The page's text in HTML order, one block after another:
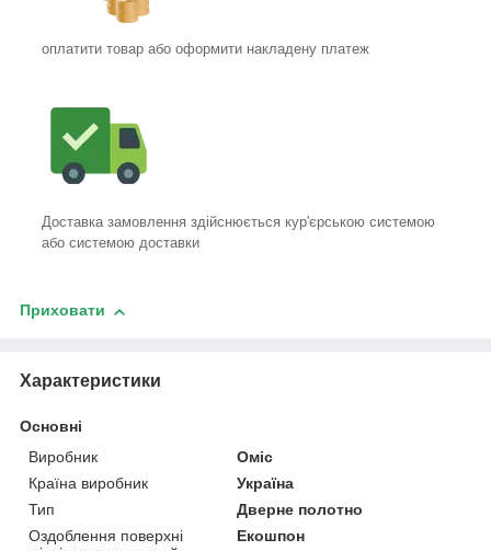
оплатити товар або оформити накладену платеж
Доставка замовлення здійснюється кур'єрською системою
або системою доставки
Приховати
Характеристики
Основні
Виробник
Оміс
Країна виробник
Україна
Тип
Дверне полотно
Оздоблення поверхні
Екошпон